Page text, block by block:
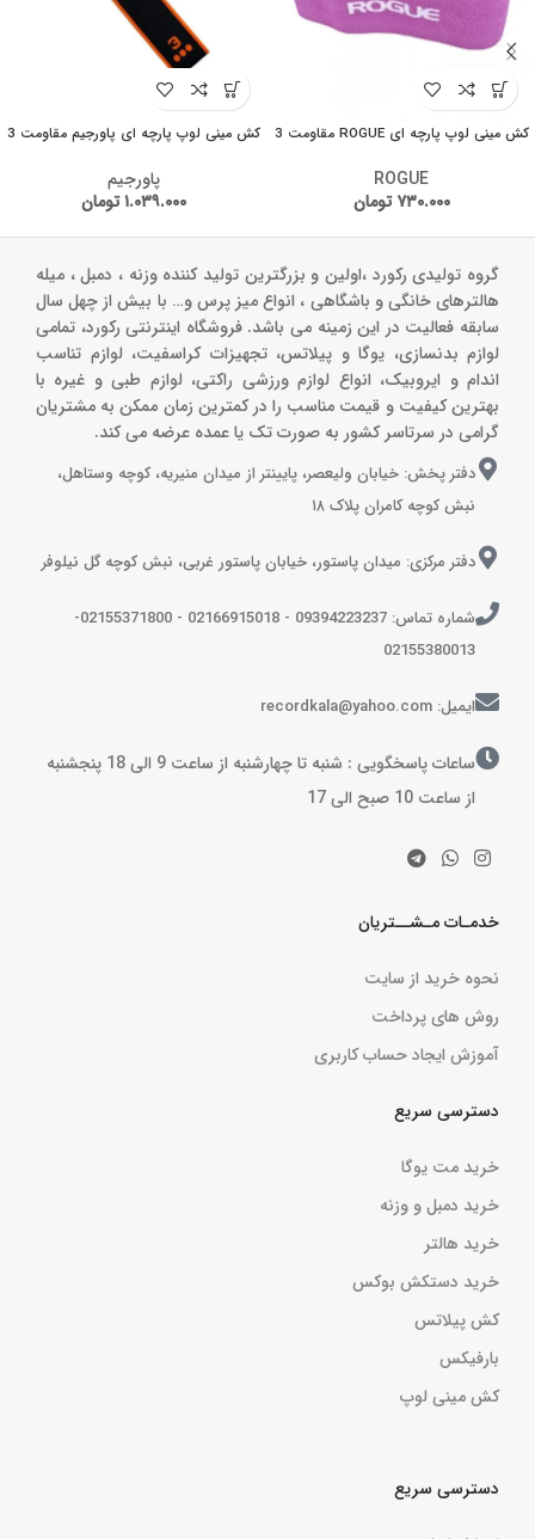
کش مینی لوپ پارچه ای ROGUE مقاومت 3
ROGUE
۷۳۰.۰۰۰ تومان
کش مینی لوپ پارچه ای پاورجیم مقاومت 3
پاورجیم
۱.۰۳۹.۰۰۰تومان
دسترسی سریع
خدمـات مـشــتریان
نحوه خرید از سایت
روش های پرداخت
آموزش ایجاد حساب کاربری
دسترسی سریع
خرید مت یوگا
خرید دمبل و وزنه
خرید هالتر
خرید دستکش بوکس
کش پیلاتس
بارفیکس
کش مینی لوپ
گروه تولیدی رکورد ،اولین و بزرگترین تولید کننده وزنه ، دمبل ، میله
هالترهای خانگی و باشگاهی ، انواع میز پرس و‌… با بیش از چهل سال
سابقه فعالیت در این زمینه می باشد. فروشگاه اینترنتی رکورد، تمامی
لوازم بدنسازی، یوگا و پیلاتس، تجهیزات کراسفیت، لوازم تناسب
اندام و ایروبیک، انواع لوازم ورزشی راکتی، لوازم طبی و غیره با
بهترین کیفیت و قیمت مناسب را در کمترین زمان ممکن به مشتریان
گرامی در سرتاسر کشور به صورت تک یا عمده عرضه می کند.
دفتر پخش: خیابان ولیعصر، پایینتر از میدان منیریه، کوچه وستاهل،
نبش کوچه کامران پلاک ۱۸
دفتر مرکزی: میدان پاستور، خیابان پاستور غربی، نبش کوچه گل نیلوفر
شماره تماس: 09394223237 - 02166915018 - 02155371800-
02155380013
ایمیل: recordkala@yahoo.com
ساعات پاسخگویی : شنبه تا چهارشنبه از ساعت 9 الی 18 پنجشنبه
از ساعت 10 صبح الی 17